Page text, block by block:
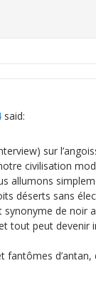
said:
sur
civilisation
allumons
déserts sans
synonyme de noir
tout peut devenir
fantômes